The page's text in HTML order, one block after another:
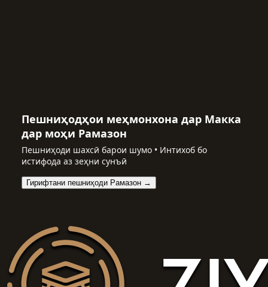
Пешниҳодҳои меҳмонхона дар Макка
дар моҳи Рамазон
Пешниҳоди шахсӣ барои шумо • Интихоб бо
истифода аз зеҳни сунъӣ
Гирифтани пешниҳоди Рамазон →